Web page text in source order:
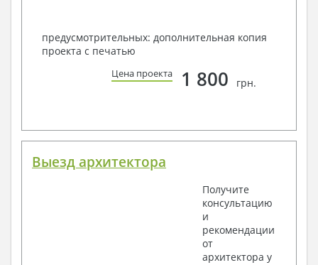
предусмотрительных: дополнительная копия
проекта с печатью
Цена проекта 1 800 грн.
Выезд архитектора
Получите
консультацию
и
рекомендации
от
архитектора у